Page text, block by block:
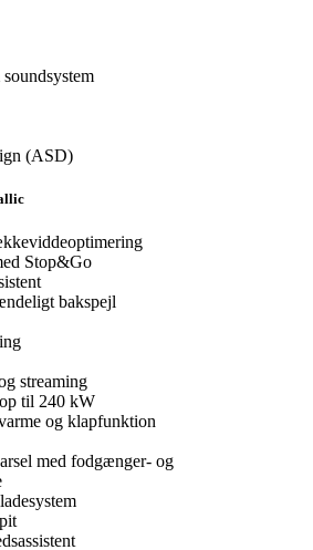
(ASD)
Stop&Go
bakspejl
streaming
til 240 kW
og klapfunktion
med fodgænger- og